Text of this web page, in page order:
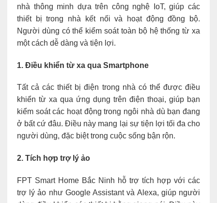
nhà thông minh dựa trên công nghệ IoT, giúp các
thiết bị trong nhà kết nối và hoạt động đồng bộ.
Người dùng có thể kiểm soát toàn bộ hệ thống từ xa
một cách dễ dàng và tiện lợi.
1. Điều khiển từ xa qua Smartphone
Tất cả các thiết bị điện trong nhà có thể được điều
khiển từ xa qua ứng dụng trên điện thoại, giúp bạn
kiểm soát các hoạt động trong ngôi nhà dù bạn đang
ở bất cứ đâu. Điều này mang lại sự tiện lợi tối đa cho
người dùng, đặc biệt trong cuộc sống bận rộn.
2. Tích hợp trợ lý ảo
FPT Smart Home Bắc Ninh hỗ trợ tích hợp với các
trợ lý ảo như Google Assistant và Alexa, giúp người